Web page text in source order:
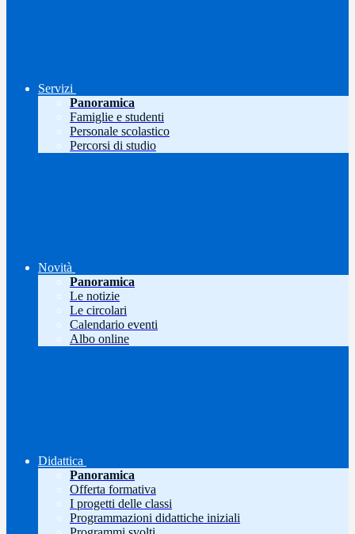
Servizi
Panoramica
Famiglie e studenti
Personale scolastico
Percorsi di studio
Novità
Panoramica
Le notizie
Le circolari
Calendario eventi
Albo online
Didattica
Panoramica
Offerta formativa
I progetti delle classi
Programmazioni didattiche iniziali